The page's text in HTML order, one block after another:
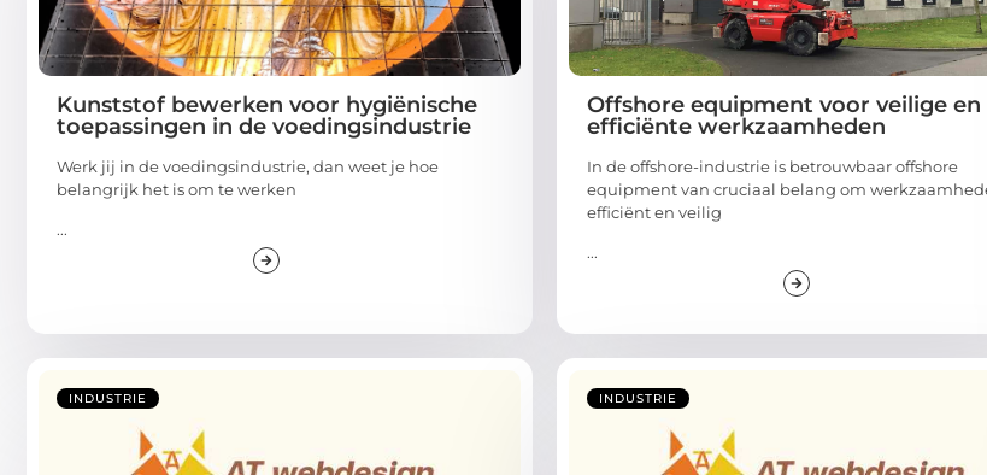
Kunststof bewerken voor hygiënische
toepassingen in de voedingsindustrie
Werk jij in de voedingsindustrie, dan weet je hoe
belangrijk het is om te werken
...
Offshore equipment voor veilige en
efficiënte werkzaamheden
In de offshore-industrie is betrouwbaar offshore
equipment van cruciaal belang om
efficiënt en veilig
...
INDUSTRIE INDUSTRIE